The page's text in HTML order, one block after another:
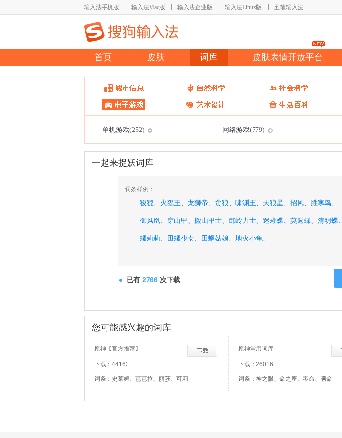
输入法手机版 输入法Mac版 输入法企业版 输入法Linux版 五笔输入法
首页 皮肤 词库 皮肤表情开放平台
单机游戏(252) 网络游戏(779)
一起来捉妖词库
词条样例：
狻猊、 火猊王、 龙狮帝、 贪狼、 啸渊王、 天狼星、 招风、 胜寒鸟、
御风凰、 穿山甲、 搬山甲士、 卸岭力士、 迷蝴蝶、 莫返蝶、 清明蝶、
螺莉莉、 田螺少女、 田螺姑娘、 地火小龟、
已有 2766 次下载
您可能感兴趣的词库
原神【官方推荐】
下载：44163
词条：史莱姆、芭芭拉、丽莎、可莉
原神常用词库
下载：26016
词条：神之眼、命之座、零命、满命